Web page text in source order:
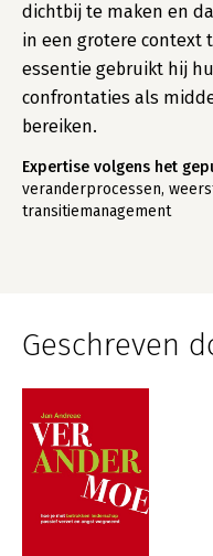
dichtbij te maken en
in een grotere context
essentie gebruikt hij
confrontaties als
bereiken.
Expertise volgens het
veranderprocessen,
transitiemanagement
Geschreven